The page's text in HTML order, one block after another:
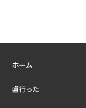
ホーム
🏬行った